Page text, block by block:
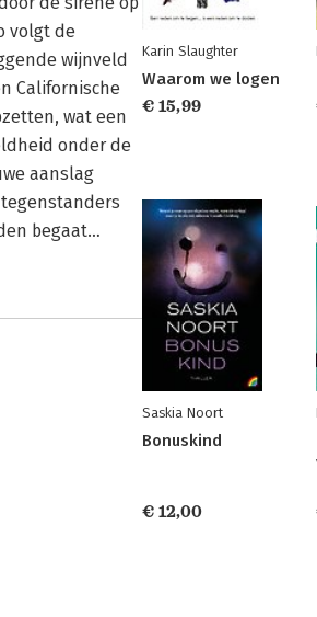
volgt de
wijnveld
Californische
wat een
onder de
aanslag
begaat…
Karin Slaughter
Waarom we logen
€ 15,99
Saskia Noort
Bonuskind
€ 12,00